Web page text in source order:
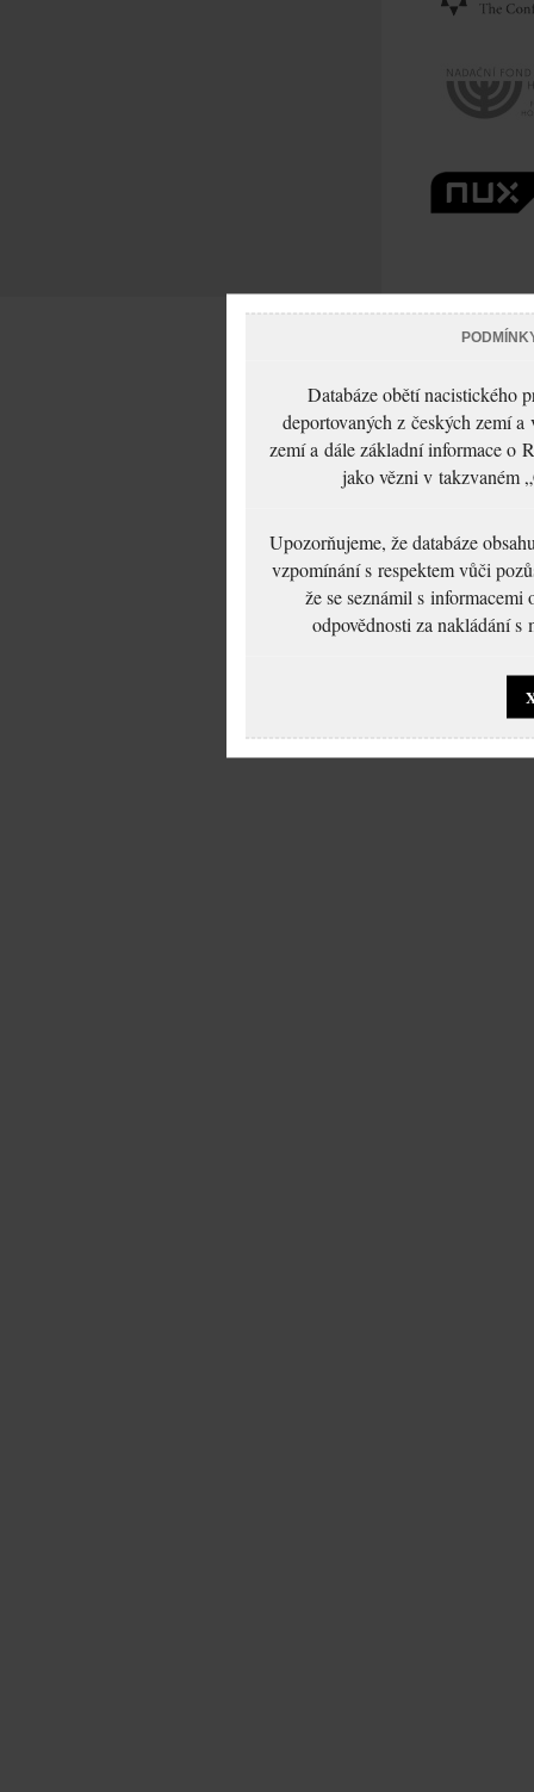
Databáze obětí nacistického
deportovaných z českých zemí
zemí a dále základní informace o
jako vězni v takzvaném
Upozorňujeme, že databáze
vzpomínání s respektem vůči
že se seznámil s
odpovědnosti za nakládání